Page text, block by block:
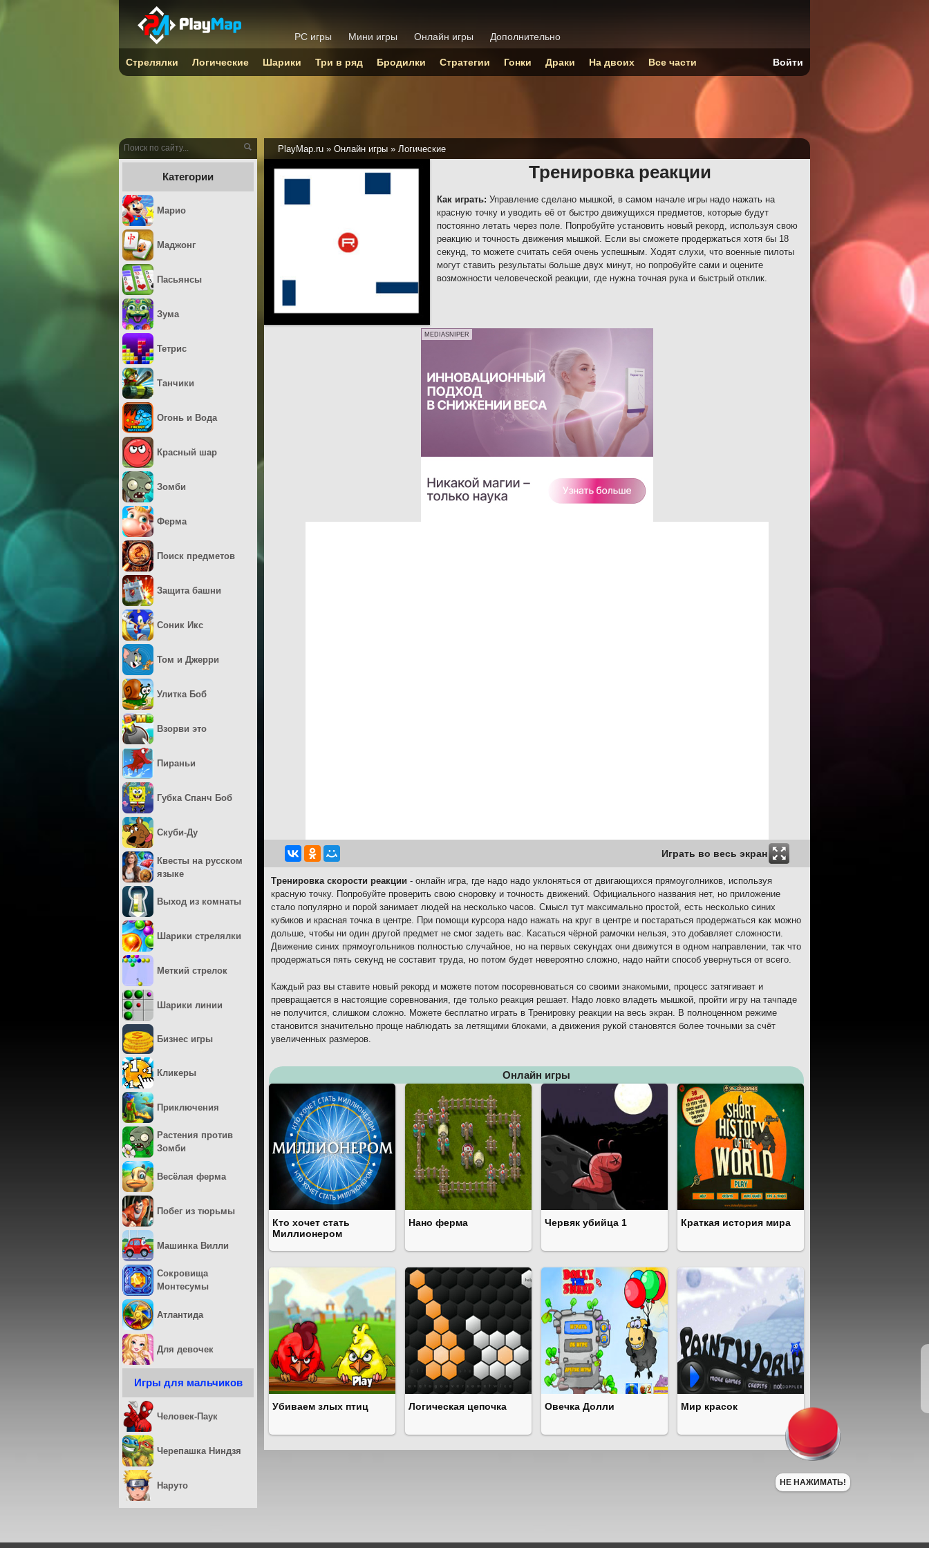
PlayMap.ru » Онлайн игры » Логические
Тренировка реакции
Как играть: Управление сделано мышкой, в самом начале игры надо нажать на
красную точку и уводить её от быстро движущихся предметов, которые будут
постоянно летать через поле. Попробуйте установить новый рекорд, используя свою
реакцию и точность движения мышкой. Если вы сможете продержаться хотя бы 18
секунд, то можете считать себя очень успешным. Ходят слухи, что военные пилоты
могут ставить результаты больше двух минут, но попробуйте сами и оцените
возможности человеческой реакции, где нужна точная рука и быстрый отклик.
MEDIASNIPER
Играть во весь экран
Тренировка скорости реакции - онлайн игра, где надо надо уклоняться от двигающихся прямоуголников, используя
красную точку. Попробуйте проверить свою сноровку и точность движений. Официального названия нет, но приложение
стало популярно и порой занимает людей на несколько часов. Смысл тут максимально простой, есть несколько синих
кубиков и красная точка в центре. При помощи курсора надо нажать на круг в центре и постараться продержаться как можно
дольше, чтобы ни один другой предмет не смог задеть вас. Касаться чёрной рамочки нельзя, это добавляет сложности.
Движение синих прямоугольников полностью случайное, но на первых секундах они движутся в одном направлении, так что
продержаться пять секунд не составит труда, но потом будет невероятно сложно, надо найти способ увернуться от всего.
Каждый раз вы ставите новый рекорд и можете потом посоревноваться со своими знакомыми, процесс затягивает и
превращается в настоящие соревнования, где только реакция решает. Надо ловко владеть мышкой, пройти игру на тачпаде
не получится, слишком сложно. Можете бесплатно играть в Тренировку реакции на весь экран. В полноценном режиме
становится значительно проще наблюдать за летящими блоками, а движения рукой становятся более точными за счёт
увеличенных размеров.
Онлайн игры
Кто хочет стать
Миллионером
Нано ферма Червяк убийца 1 Краткая история мира
Убиваем злых птиц Логическая цепочка Овечка Долли Мир красок
Категории
Марио
Маджонг
Пасьянсы
Зума
Тетрис
Танчики
Огонь и Вода
Красный шар
Зомби
Ферма
Поиск предметов
Защита башни
Соник Икс
Том и Джерри
Улитка Боб
Взорви это
Пираньи
Губка Спанч Боб
Скуби-Ду
Квесты на русском
языке
Выход из комнаты
Шарики стрелялки
Меткий стрелок
Шарики линии
Бизнес игры
Кликеры
Приключения
Растения против
Зомби
Весёлая ферма
Побег из тюрьмы
Машинка Вилли
Сокровища
Монтесумы
Атлантида
Для девочек
Игры для мальчиков
Человек-Паук
Черепашка Ниндзя
Наруто
PC игры Мини игры Онлайн игры Дополнительно
Стрелялки Логические Шарики Три в ряд Бродилки Стратегии Гонки Драки На двоих Все части Войти
НЕ НАЖИМАТЬ!